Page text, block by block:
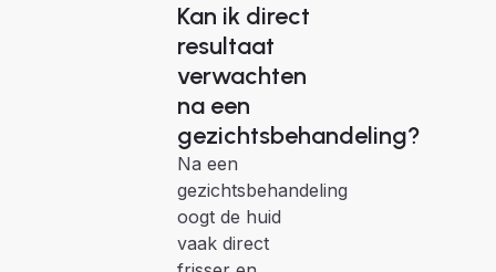
Kan ik direct
resultaat
verwachten
na een
gezichtsbehandeling?
Na een
gezichtsbehandeling
oogt de huid
vaak direct